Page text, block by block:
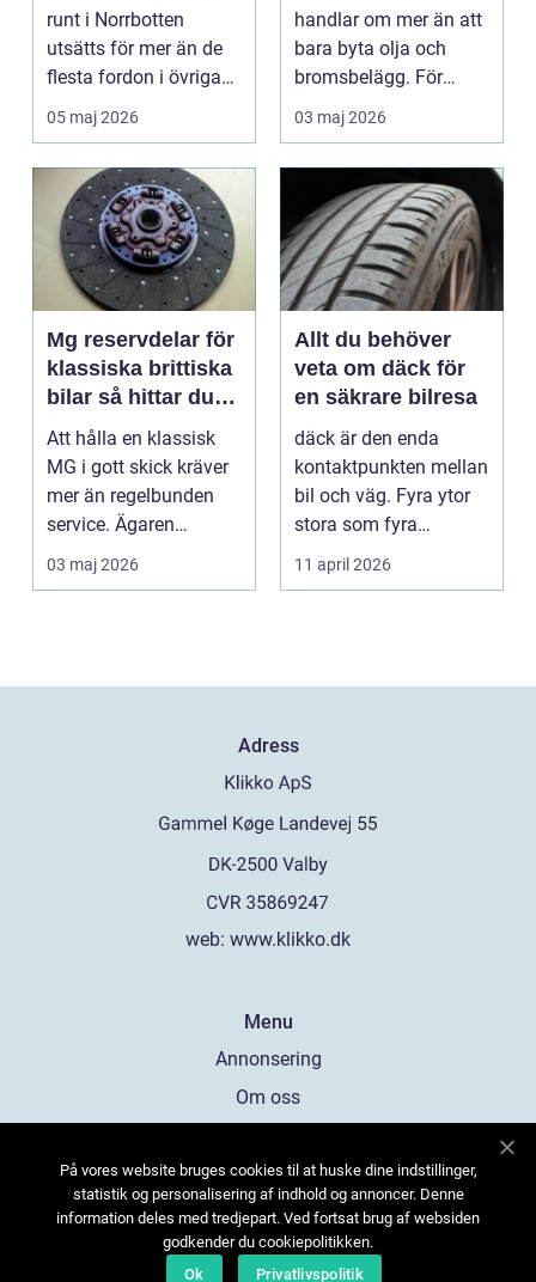
runt i Norrbotten
utsätts för mer än de
flesta fordon i övriga
landet. Kyla, ...
05 maj 2026
handlar om mer än att
bara byta olja och
bromsbelägg. För
många är bilen
avgörand...
03 maj 2026
Mg reservdelar för
klassiska brittiska
bilar så hittar du
rätt delar
Att hålla en klassisk
MG i gott skick kräver
mer än regelbunden
service. Ägaren
behöver också ha kol...
03 maj 2026
Allt du behöver
veta om däck för
en säkrare bilresa
däck är den enda
kontaktpunkten mellan
bil och väg. Fyra ytor
stora som fyra
handflator avgör
bromss...
11 april 2026
Adress
web: www.klikko.dk
Menu
Annonsering
Om oss
Kontakta oss
Sitemap
På vores website bruges cookies til at huske dine indstillinger,
statistik og personalisering af indhold og annoncer. Denne
information deles med tredjepart. Ved fortsat brug af websiden
godkender du cookiepolitikken.
Ok
Privatlivspolitik